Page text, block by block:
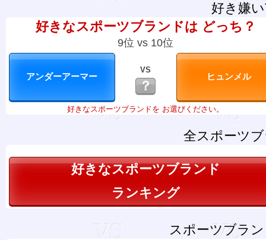
好き嫌
好きなスポーツブランドは どっち？
9位 vs 10位
VS
？
好きなスポーツブランドを お選びください。
全スポーツ
好きなスポーツブランド
ランキング
スポーツブラ